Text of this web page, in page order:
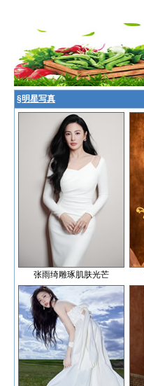
§明星写真
张雨绮雕琢肌肤光芒